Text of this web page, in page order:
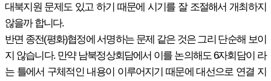
대북지원 문제도 있고 하기 때문에 시기를 잘 조절해서 개최하지
않을까 합니다.
반면 종전(평화)협정에 서명하는 문제 같은 것은 그리 단순해 보이
지 않습니다. 만약 남북정상회담에서 이를 논의해도 6자회담이 라
는 틀에서 구체적인 내용이 이루어지기 때문에 대선으로 연결 지